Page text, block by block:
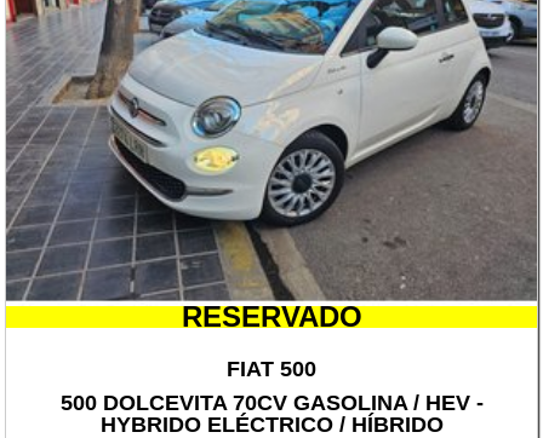
RESERVADO
FIAT 500
500 DOLCEVITA 70CV GASOLINA / HEV -
HYBRIDO ELÉCTRICO / HÍBRIDO